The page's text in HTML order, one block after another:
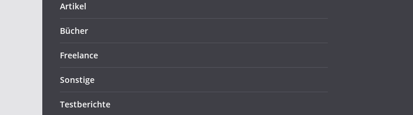
Artikel
Bücher
Freelance
Sonstige
Testberichte